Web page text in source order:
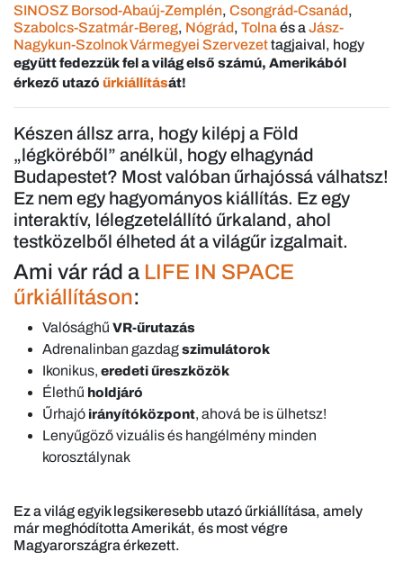
SINOSZ Borsod-Abaúj-Zemplén, Csongrád-Csanád,
Szabolcs-Szatmár-Bereg, Nógrád, Tolnaés aJász-
Nagykun-Szolnok Vármegyei Szervezettagjaival, hogy
együtt fedezzük fel a világ első számú, Amerikából
érkező utazó űrkiállítását!
Készen állsz arra, hogy kilépj a Föld
„légköréből” anélkül, hogy elhagynád
Budapestet? Most valóban űrhajóssá válhatsz!
Ez nem egy hagyományos kiállítás. Ez egy
interaktív, lélegzetelállító űrkaland, ahol
testközelből élheted át a világűr izgalmait.
Ami vár rád a LIFE IN SPACE
űrkiállításon:
Valósághű VR-űrutazás
Adrenalinban gazdagszimulátorok
Ikonikus, eredeti űreszközök
Élethű holdjáró
Űrhajó irányítóközpont, ahová be is ülhetsz!
Lenyűgöző vizuális és hangélmény minden
korosztálynak
Ez a világ egyik legsikeresebb utazó űrkiállítása, amely
már meghódította Amerikát, és most végre
Magyarországra érkezett.